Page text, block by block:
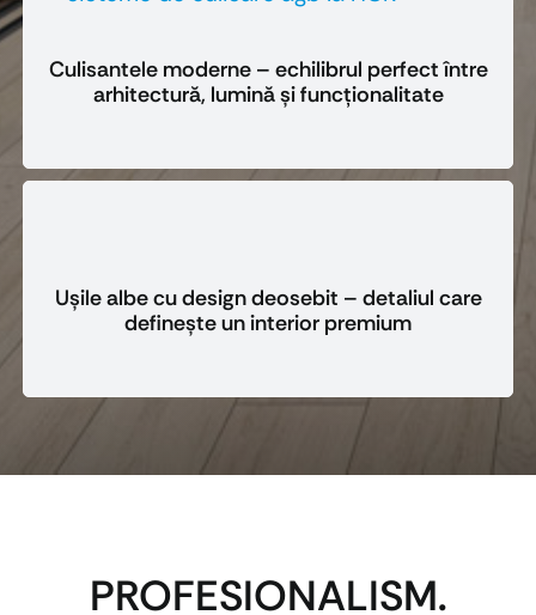
Culisantele moderne – echilibrul perfect între
arhitectură, lumină și funcționalitate
Ușile albe cu design deosebit – detaliul care
definește un interior premium
PROFESIONALISM.